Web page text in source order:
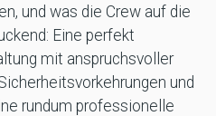
und was die Crew auf die
Eine perfekt
mit anspruchsvoller
und
rundum professionelle